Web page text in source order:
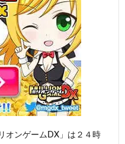
オンゲームDX」は２４時